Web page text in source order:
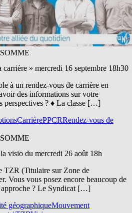
» mercredi 16 septembre 18h30
à un rendez-vous de carrière en
des informations sur votre
perspectives ? ♦ La classe […]
CarrièrePPCRRendez-vous de
visio du mercredi 26 août 18h
TZR (Titulaire sur Zone de
Vous vous posez encore beaucoup de
approche ? Le Syndicat […]
géographiqueMouvement